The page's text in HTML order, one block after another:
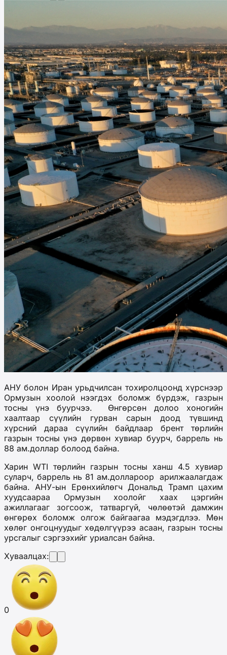
АНУ болон Иран урьдчилсан тохиролцоонд хүрснээр
Ормузын хоолой нээгдэх боломж бүрдэж, газрын
тосны үнэ буурчээ. Өнгөрсөн долоо хоногийн
хаалтаар сүүлийн гурван сарын доод түвшинд
хүрсний дараа сүүлийн байдлаар брент төрлийн
газрын тосны үнэ дөрвөн хувиар буурч, баррель нь
88 ам.доллар болоод байна.
Харин WTI төрлийн газрын тосны ханш 4.5 хувиар
суларч, баррель нь 81 ам.доллароор арилжаалагдаж
байна. АНУ-ын Ерөнхийлөгч Дональд Трамп цахим
хуудсаараа Ормузын хоолойг хаах цэргийн
ажиллагааг зогсоож, татваргүй, чөлөөтэй дамжин
өнгөрөх боломж олгож байгаагаа мэдэгдлээ. Мөн
хөлөг онгоцнуудыг хөдөлгүүрээ асаан, газрын тосны
урсгалыг сэргээхийг уриалсан байна.
Хуваалцах:
0